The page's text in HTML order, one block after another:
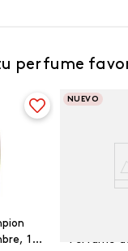
perfume
100
NUEVO
Perfume